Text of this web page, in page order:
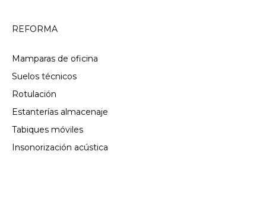
REFORMA
Mamparas de oficina
Suelos técnicos
Rotulación
Estanterías almacenaje
Tabiques móviles
Insonorización acústica